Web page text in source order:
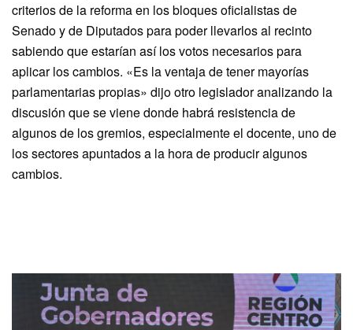
criterios de la reforma en los bloques oficialistas de
Senado y de Diputados para poder llevarlos al recinto
sabiendo que estarían así los votos necesarios para
aplicar los cambios. «Es la ventaja de tener mayorías
parlamentarias propias» dijo otro legislador analizando la
discusión que se viene donde habrá resistencia de
algunos de los gremios, especialmente el docente, uno de
los sectores apuntados a la hora de producir algunos
cambios.